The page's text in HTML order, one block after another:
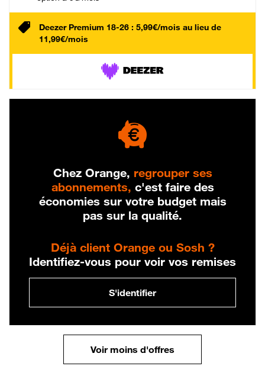
Deezer Premium 18-26 : 5,99€/mois au lieu de
11,99€/mois
Chez Orange, regrouper ses
abonnements, c'est faire des
économies sur votre budget mais
pas sur la qualité.
Déjà client Orange ou Sosh ?
Identifiez-vous pour voir vos remises
S'identifier
Voir moins d'offres